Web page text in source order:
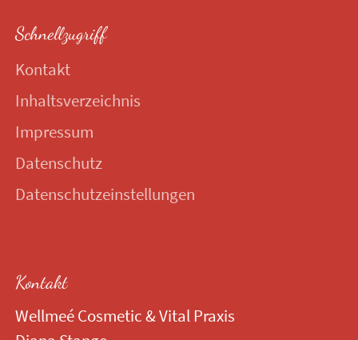
Schnellzugriff
Kontakt
Inhaltsverzeichnis
Impressum
Datenschutz
Datenschutzeinstellungen
Kontakt
Wellmeé Cosmetic & Vital Praxis